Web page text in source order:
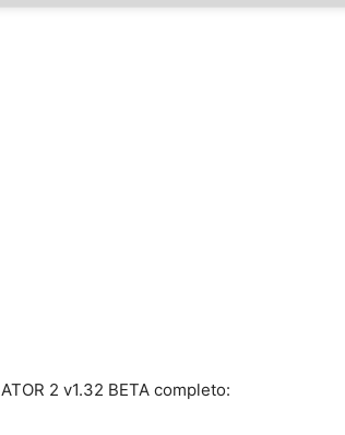
2 v1.32 BETA completo: